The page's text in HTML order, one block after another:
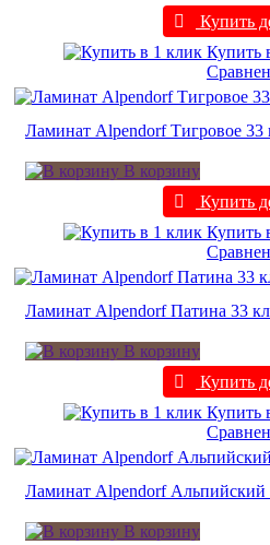
Купить
Купить
Ламинат Alpendorf Тигровое 33
В корзину
Купить
Купить
Ламинат Alpendorf Патина 33
В корзину
Купить
Купить
Ламинат Alpendorf Альпийский
В корзину